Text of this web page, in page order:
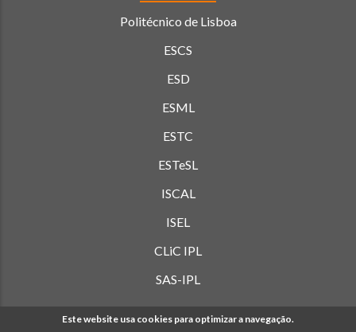
Politécnico de Lisboa
ESCS
ESD
ESML
ESTC
ESTeSL
ISCAL
ISEL
CLiC IPL
SAS-IPL
Este website usa cookies para optimizar a navegação.